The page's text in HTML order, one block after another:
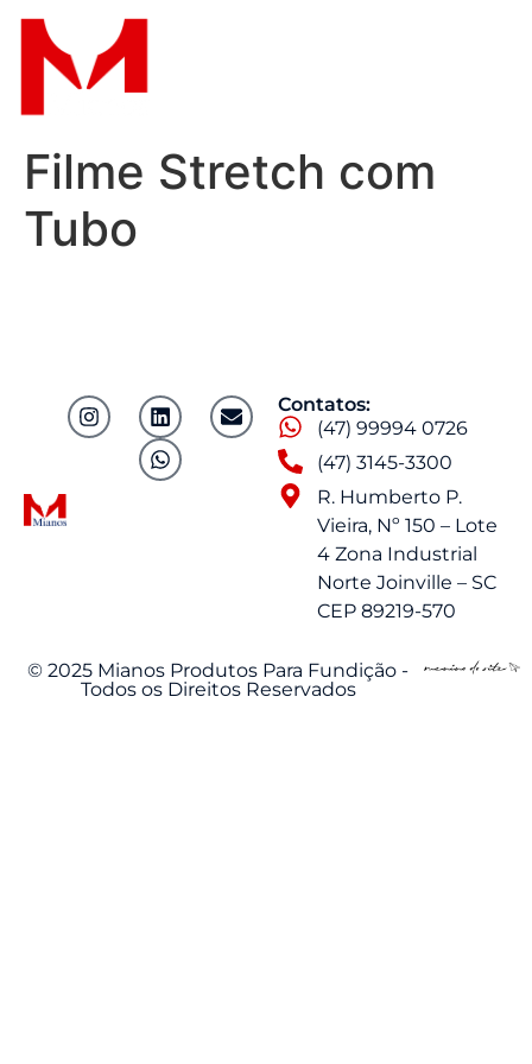
Filme Stretch com
Tubo
Contatos:
(47) 99994 0726
(47) 3145-3300
R. Humberto P.
Vieira, Nº 150 – Lote
4 Zona Industrial
Norte Joinville – SC
CEP 89219-570
© 2025 Mianos Produtos Para Fundição -
Todos os Direitos Reservados